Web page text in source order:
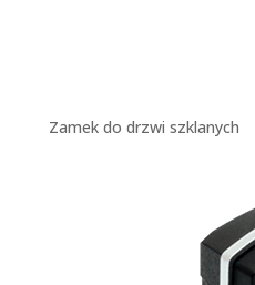
Zamek do drzwi szklanych